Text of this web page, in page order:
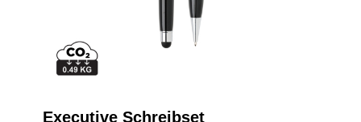
Executive Schreibset